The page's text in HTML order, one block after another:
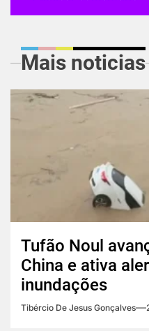
Mais noticias
Tufão Noul
China e ativa
inundações
Tibércio De Jesus Gonçalves